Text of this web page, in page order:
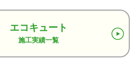
エコキュート
施工実績一覧